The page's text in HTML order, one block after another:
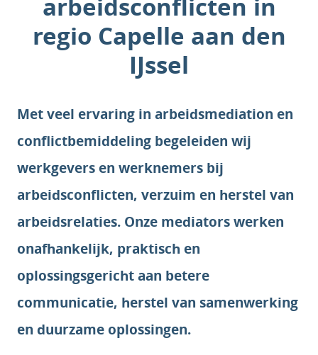
arbeidsconflicten in
regio Capelle aan den
IJssel
Met veel ervaring in arbeidsmediation en
conflictbemiddeling begeleiden wij
werkgevers en werknemers bij
arbeidsconflicten, verzuim en herstel van
arbeidsrelaties. Onze mediators werken
onafhankelijk, praktisch en
oplossingsgericht aan betere
communicatie, herstel van samenwerking
en duurzame oplossingen.